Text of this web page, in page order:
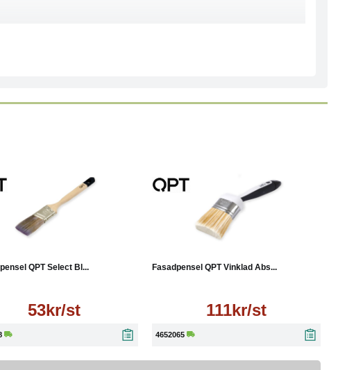
QPT Select Bl...
53kr/st
Fasadpensel QPT Vinklad Abs...
111kr/st
4652065
Läs mer